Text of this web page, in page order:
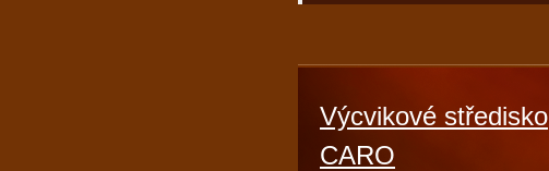
Výcvikové středisko
CARO